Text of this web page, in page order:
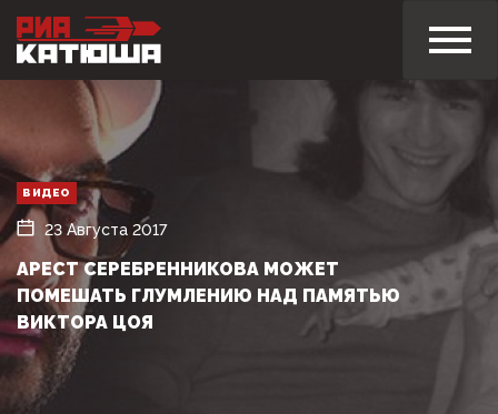
ВИДЕО
23 Августа 2017
АРЕСТ СЕРЕБРЕННИКОВА МОЖЕТ
ПОМЕШАТЬ ГЛУМЛЕНИЮ НАД ПАМЯТЬЮ
ВИКТОРА ЦОЯ